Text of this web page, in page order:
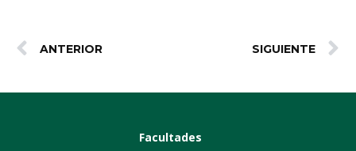
ANTERIOR SIGUIENTE
Facultades